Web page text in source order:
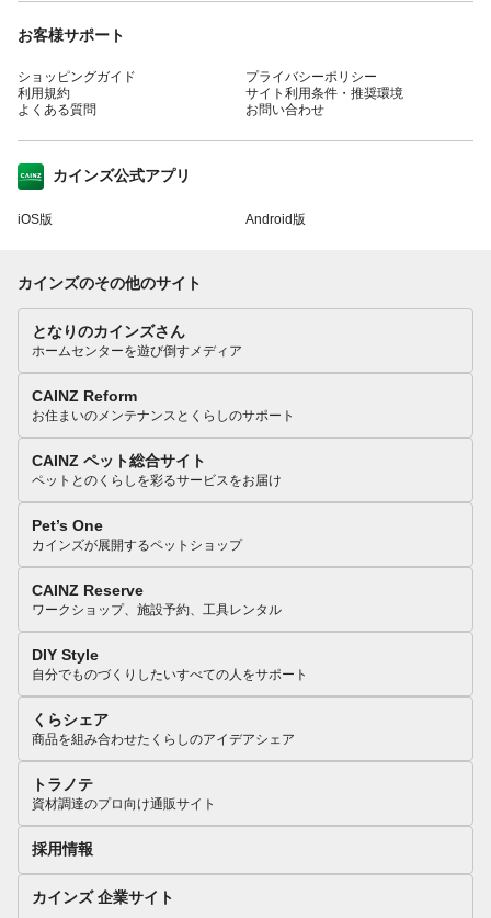
お客様サポート
ショッピングガイド
利用規約
よくある質問
プライバシーポリシー
サイト利用条件・推奨環境
お問い合わせ
カインズ公式アプリ
iOS版 Android版
カインズのその他のサイト
となりのカインズさん
ホームセンターを遊び倒すメディア
CAINZ Reform
お住まいのメンテナンスとくらしのサポート
CAINZ ペット総合サイト
ペットとのくらしを彩るサービスをお届け
Pet’s One
カインズが展開するペットショップ
CAINZ Reserve
ワークショップ、施設予約、工具レンタル
DIY Style
自分でものづくりしたいすべての人をサポート
くらシェア
商品を組み合わせたくらしのアイデアシェア
トラノテ
資材調達のプロ向け通販サイト
採用情報
カインズ 企業サイト